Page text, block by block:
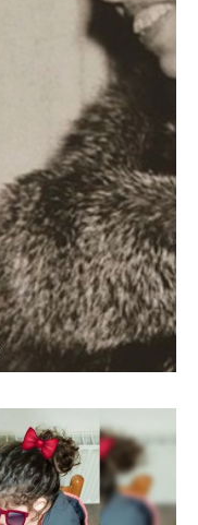
Έρχαρτ
Έλενορ